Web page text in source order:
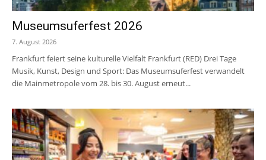
Museumsuferfest 2026
7. August 2026
Frankfurt feiert seine kulturelle Vielfalt Frankfurt (RED) Drei Tage
Musik, Kunst, Design und Sport: Das Museumsuferfest verwandelt
die Mainmetropole vom 28. bis 30. August erneut...